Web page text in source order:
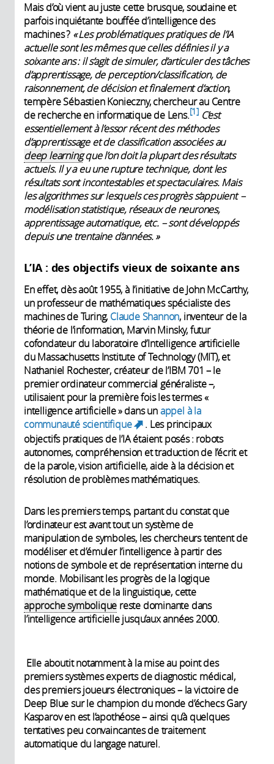
Mais d’où vient au juste cette brusque, soudaine et
parfois inquiétante bouffée d’intelligence des
machines ? « Les problématiques pratiques de l’IA
actuelle sont les mêmes que celles définies il y a
soixante ans : il s’agit de simuler, d’articuler des tâches
d’apprentissage, de perception/classification, de
raisonnement, de décision et finalement d’action,
tempère Sébastien Konieczny, chercheur au Centre
de recherche en informatique de Lens. 1 C’est
essentiellement à l’essor récent des méthodes
d’apprentissage et de classification associées au
deep learning que l’on doit la plupart des résultats
actuels. Il y a eu une rupture technique, dont les
résultats sont incontestables et spectaculaires. Mais
les algorithmes sur lesquels ces progrès s’appuient –
modélisation statistique, réseaux de neurones,
apprentissage automatique, etc. – sont développés
depuis une trentaine d’années. »
L’IA : des objectifs vieux de soixante ans
En effet, dès août 1955, à l’initiative de John McCarthy,
un professeur de mathématiques spécialiste des
machines de Turing, Claude Shannon, inventeur de la
théorie de l’information, Marvin Minsky, futur
cofondateur du laboratoire d’Intelligence artificielle
du Massachusetts Institute of Technology (MIT), et
Nathaniel Rochester, créateur de l’IBM 701 – le
premier ordinateur commercial généraliste –,
utilisaient pour la première fois les termes «
intelligence artificielle » dans unappel à la
communauté scientifique
(link is external)
. Les principaux
objectifs pratiques de l’IA étaient posés : robots
autonomes, compréhension et traduction de l’écrit et
de la parole, vision artificielle, aide à la décision et
résolution de problèmes mathématiques.
Dans les premiers temps, partant du constat que
l’ordinateur est avant tout un système de
manipulation de symboles, les chercheurs tentent de
modéliser et d’émuler l’intelligence à partir des
notions de symbole et de représentation interne du
monde. Mobilisant les progrès de la logique
mathématique et de la linguistique, cette
approche symbolique reste dominante dans
l’intelligence artificielle jusqu’aux années 2000.
Elle aboutit notamment à la mise au point des
premiers systèmes experts de diagnostic médical,
des premiers joueurs électroniques – la victoire de
Deep Blue sur le champion du monde d’échecs Gary
Kasparov en est l’apothéose – ainsi qu’à quelques
tentatives peu convaincantes de traitement
automatique du langage naturel.